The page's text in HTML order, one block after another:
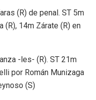
(R) de penal. ST 5m
(R), 14m Zárate (R) en
-les- (R). ST 21m
por Román Munizaga
(S)